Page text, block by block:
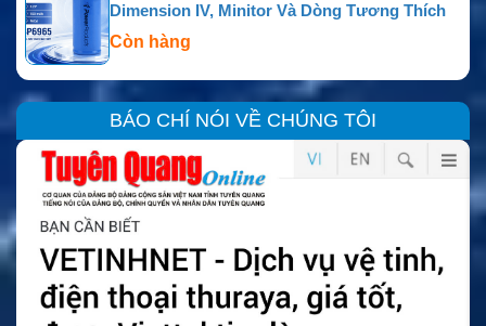
Dimension IV, Minitor Và Dòng Tương Thích
Còn hàng
BÁO CHÍ NÓI VỀ CHÚNG TÔI